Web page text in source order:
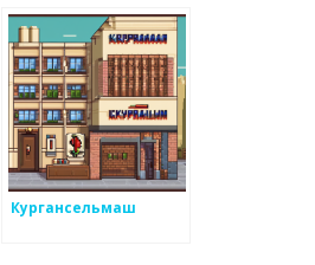
Кургансельмаш